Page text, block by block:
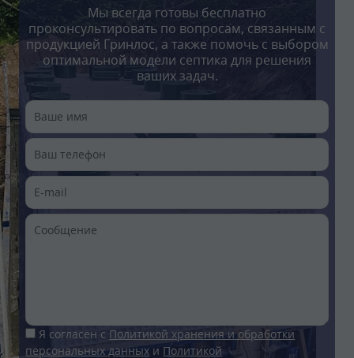
Мы всегда готовы бесплатно
проконсультировать по вопросам, связанным с
продукцией Гринлос, а также помочь с выбором
оптимальной модели септика для решения
ваших задач.
Я согласен с Политикой хранения и обработки
персональных данных и Политикой